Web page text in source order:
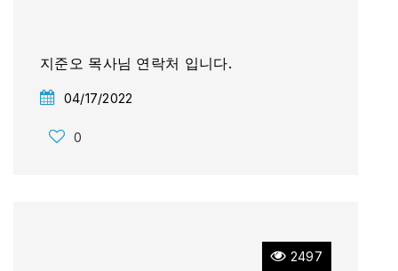
지준오 목사님 연락처 입니다.
04/17/2022
0
2497